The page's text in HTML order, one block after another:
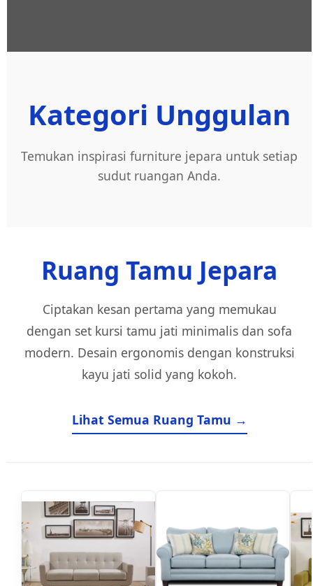
Kategori Unggulan
Temukan inspirasi furniture jepara untuk setiap
sudut ruangan Anda.
Ruang Tamu Jepara
Ciptakan kesan pertama yang memukau
dengan set kursi tamu jati minimalis dan sofa
modern. Desain ergonomis dengan konstruksi
kayu jati solid yang kokoh.
Lihat Semua Ruang Tamu →